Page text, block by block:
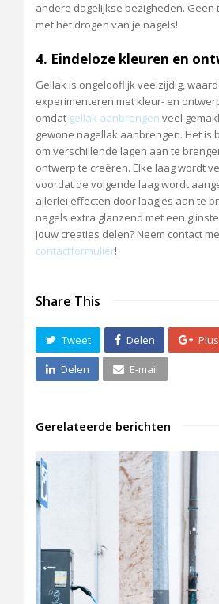
andere dagelijkse bezigheden. Geen
met het drogen van je nagels!
4. Eindeloze kleuren en
Gellak is ongelooflijk veelzijdig,
experimenteren met kleur- en
omdat gellak aanbrengen veel
gewone nagellak aanbrengen. Het is
om verschillende lagen aan te
ontwerp te creëren. Elke laag wordt
voordat de volgende laag wordt
allerlei effecten door laagjes aan te
nagels extra glanzend met een
jouw creaties delen? Neem contact
contactformulier!
Share This
Tweet Delen
Delen E-mail
Gerelateerde berichten